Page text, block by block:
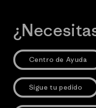
Centro de Ayuda
Sigue tu pedido